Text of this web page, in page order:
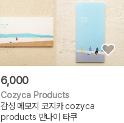
6,000
Cozyca Products
감성 메모지 코지카 cozyca
products 반나이 타쿠